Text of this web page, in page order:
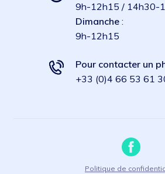
9h-12h15 / 14h30-
Dimanche :
9h-12h15
Pour contacter un
+33 (0)4 66 53 61
Politique de